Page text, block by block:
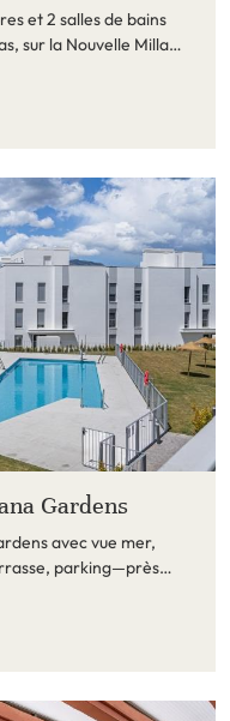
et 2 salles de bains
sur la Nouvelle Milla
Gardens
avec vue mer,
parking—près